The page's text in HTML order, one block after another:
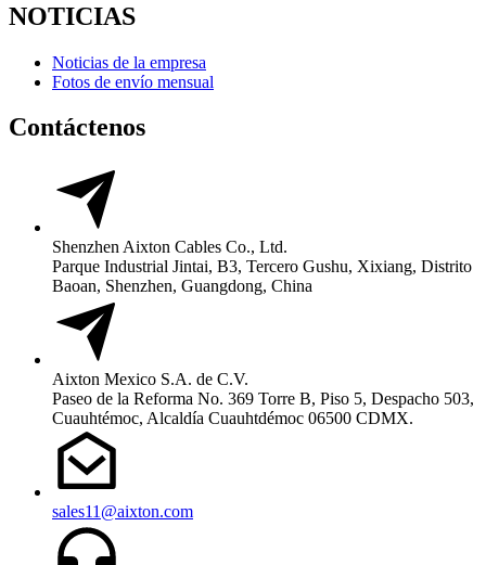
NOTICIAS
Noticias de la empresa
Fotos de envío mensual
Contáctenos
Shenzhen Aixton Cables Co., Ltd.
Parque Industrial Jintai, B3, Tercero Gushu, Xixiang, Distrito
Baoan, Shenzhen, Guangdong, China
Aixton Mexico S.A. de C.V.
Paseo de la Reforma No. 369 Torre B, Piso 5, Despacho 503,
Cuauhtémoc, Alcaldía Cuauhtdémoc 06500 CDMX.
sales11@aixton.com